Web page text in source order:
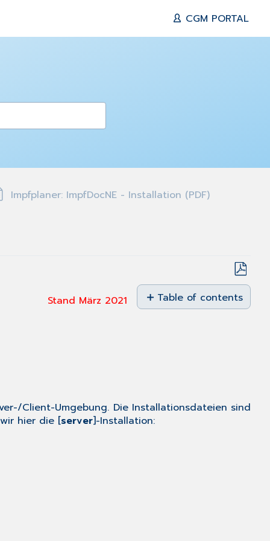
CGM PORTAL
Impfplaner: ImpfDocNE - Installation (PDF)
Save
as
PDF
Table of contents
Lizenzdaten
Stand März 2021
Client-Umgebung. Die Installationsdateien sind
hier die [server]-Installation: